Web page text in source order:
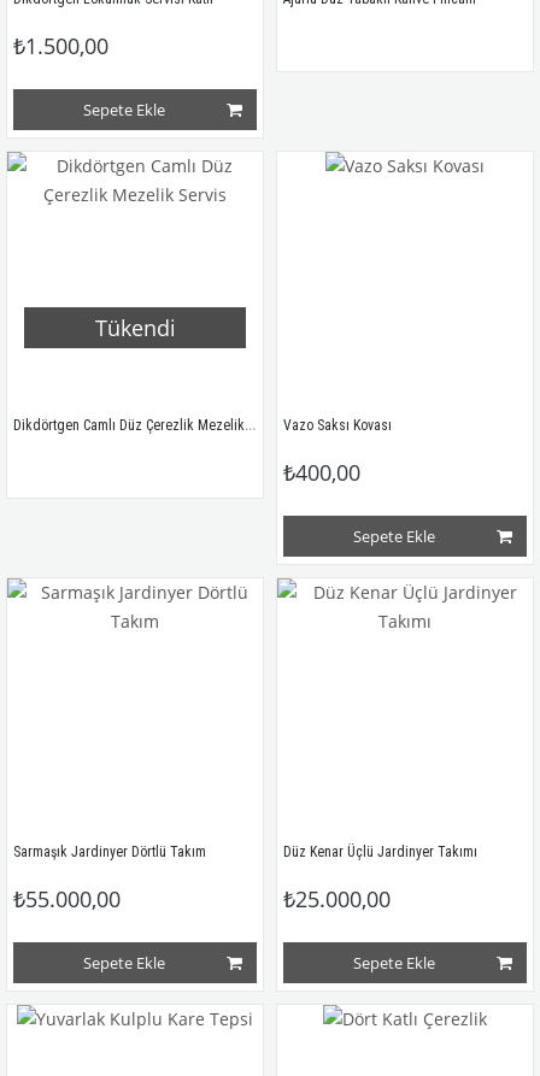
₺1.500,00
Sepete Ekle
Tükendi
Dikdörtgen Camlı Düz Çerezlik Mezelik Servis Vazo Saksı Kovası
₺400,00
Sepete Ekle
Sarmaşık Jardinyer Dörtlü Takım
₺55.000,00
Sepete Ekle
Düz Kenar Üçlü Jardinyer Takımı
₺25.000,00
Sepete Ekle